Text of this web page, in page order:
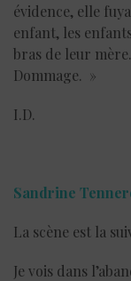
évidence, elle
enfant, les
bras de leur
Dommage. »
I.D.
Sandrine
La scène est la
Je vois dans